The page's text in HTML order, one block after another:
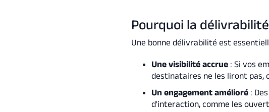
Pourquoi la
Une bonne délivrabilité est
Une visibilité accrue : Si vos
destinataires ne les liront pas,
Un engagement amélioré :
d'interaction, comme les